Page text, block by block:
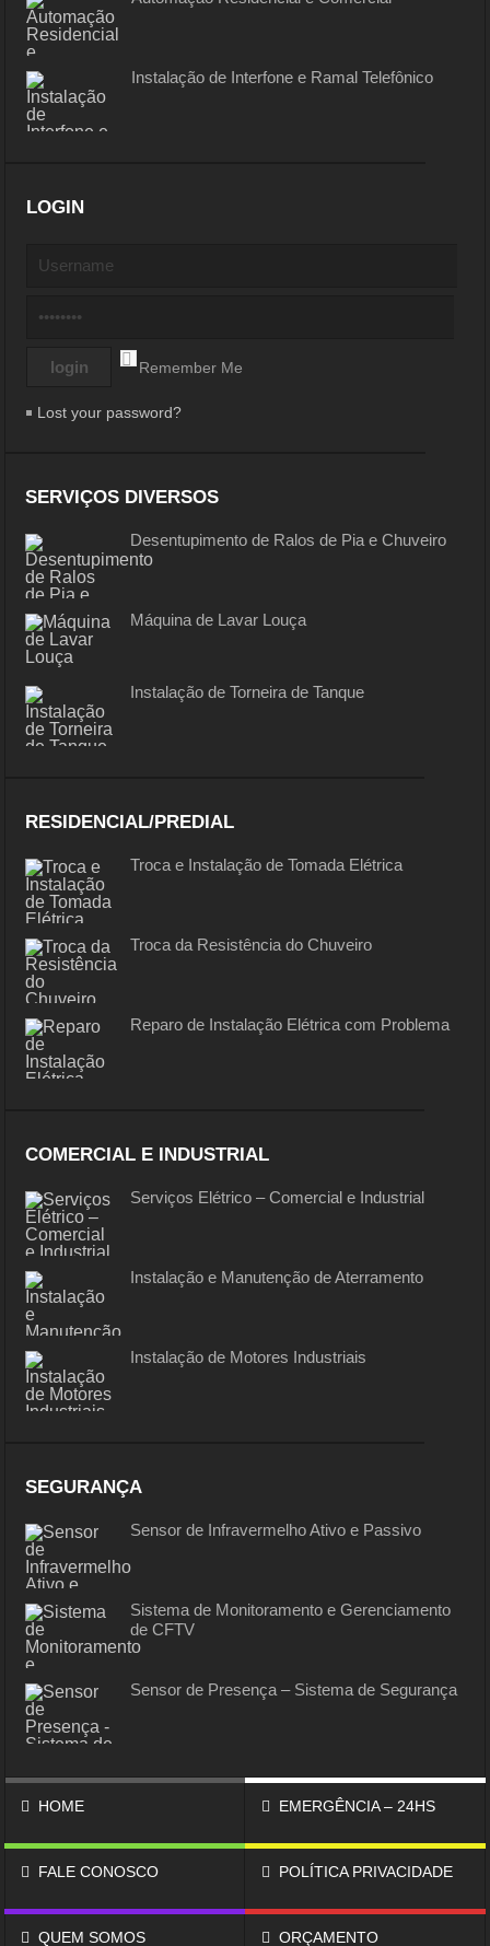
Instalação de Interfone e Ramal Telefônico
LOGIN
Remember Me
Lost your password?
SERVIÇOS DIVERSOS
Desentupimento de Ralos de Pia e Chuveiro
Máquina de Lavar Louça
Instalação de Torneira de Tanque
RESIDENCIAL/PREDIAL
Troca e Instalação de Tomada Elétrica
Troca da Resistência do Chuveiro
Reparo de Instalação Elétrica com Problema
COMERCIAL E INDUSTRIAL
Serviços Elétrico – Comercial e Industrial
Instalação e Manutenção de Aterramento
Instalação de Motores Industriais
SEGURANÇA
Sensor de Infravermelho Ativo e Passivo
Sistema de Monitoramento e Gerenciamento
de CFTV
Sensor de Presença – Sistema de Segurança
HOME EMERGÊNCIA – 24HS
FALE CONOSCO POLÍTICA PRIVACIDADE
QUEM SOMOS ORÇAMENTO